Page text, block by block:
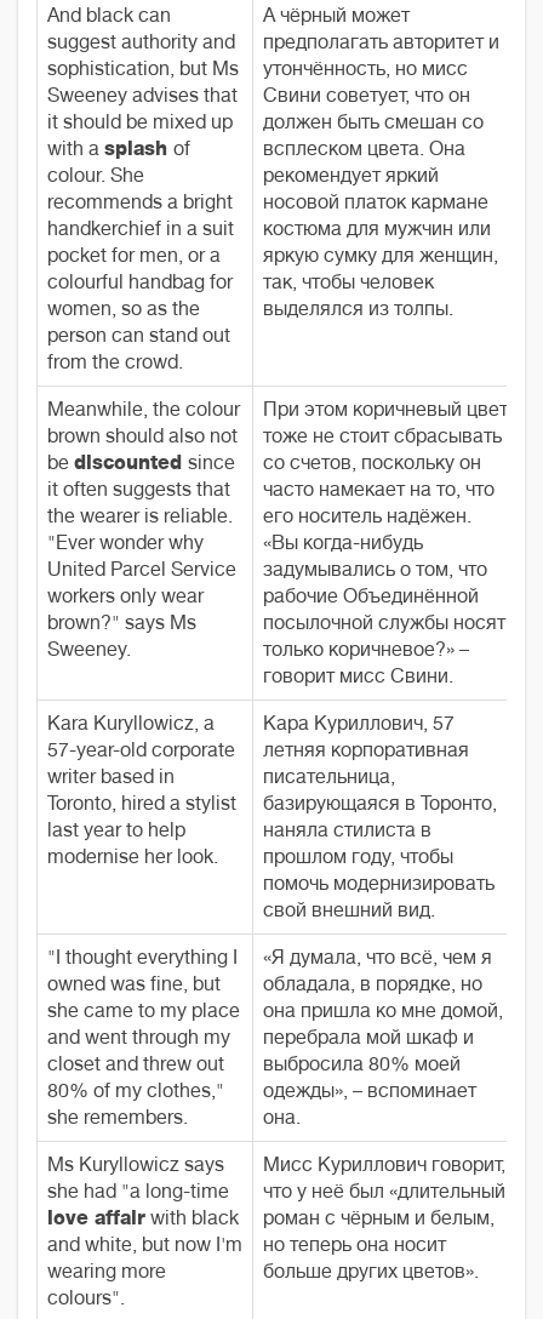
And black can
suggest authority and
sophistication, but Ms
Sweeney advises that
it should be mixed up
with a splash of
colour. She
recommends a bright
handkerchief in a suit
pocket for men, or a
colourful handbag for
women, so as the
person can stand out
from the crowd.
А чёрный может
предполагать авторитет и
утончённость, но мисс
Свини советует, что он
должен быть смешан со
всплеском цвета. Она
рекомендует яркий
носовой платок кармане
костюма для мужчин или
яркую сумку для женщин,
так, чтобы человек
выделялся из толпы.
Meanwhile, the colour
brown should also not
be discounted since
it often suggests that
the wearer is reliable.
"Ever wonder why
United Parcel Service
workers only wear
brown?" says Ms
Sweeney.
При этом коричневый цвет
тоже не стоит сбрасывать
со счетов, поскольку он
часто намекает на то, что
его носитель надёжен.
«Вы когда-нибудь
задумывались о том, что
рабочие Объединённой
посылочной службы носят
только коричневое?» –
говорит мисс Свини.
Kara Kuryllowicz, a
57-year-old corporate
writer based in
Toronto, hired a stylist
last year to help
modernise her look.
Кара Куриллович, 57
летняя корпоративная
писательница,
базирующаяся в Торонто,
наняла стилиста в
прошлом году, чтобы
помочь модернизировать
свой внешний вид.
"I thought everything I
owned was fine, but
she came to my place
and went through my
closet and threw out
80% of my clothes,"
she remembers.
«Я думала, что всё, чем я
обладала, в порядке, но
она пришла ко мне домой,
перебрала мой шкаф и
выбросила 80% моей
одежды», – вспоминает
она.
Ms Kuryllowicz says
she had "a long-time
love affair with black
and white, but now I'm
wearing more
colours".
Мисс Куриллович говорит,
что у неё был «длительный
роман с чёрным и белым,
но теперь она носит
больше других цветов».